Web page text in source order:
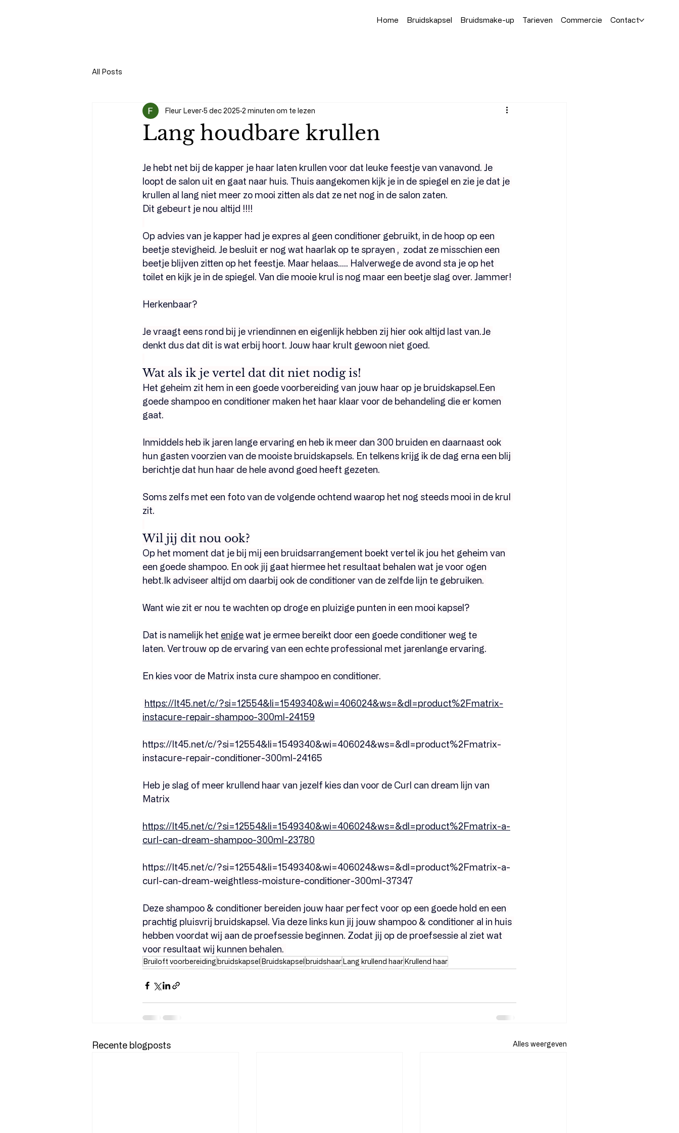
Home Bruidskapsel Bruidsmake-up Tarieven Commercie Contact
All Posts
Lang houdbare krullen
Fleur Lever 5 dec 2025 2 minuten om te lezen
Je hebt net bij de kapper je haar laten krullen voor dat leuke feestje van vanavond. Je
loopt de salon uit en gaat naar huis. Thuis aangekomen kijk je in de spiegel en zie je dat je
krullen al lang niet meer zo mooi zitten als dat ze net nog in de salon zaten.
Dit gebeurt je nou altijd !!!!
Op advies van je kapper had je expres al geen conditioner gebruikt, in de hoop op een
beetje stevigheid. Je besluit er nog wat haarlak op te sprayen ,  zodat ze misschien een
beetje blijven zitten op het feestje. Maar helaas..... Halverwege de avond sta je op het
toilet en kijk je in de spiegel. Van die mooie krul is nog maar een beetje slag over. Jammer!
Herkenbaar?
Je vraagt eens rond bij je vriendinnen en eigenlijk hebben zij hier ook altijd last van.Je
denkt dus dat dit is wat erbij hoort. Jouw haar krult gewoon niet goed.
Wat als ik je vertel dat dit niet nodig is!
Het geheim zit hem in een goede voorbereiding van jouw haar op je bruidskapsel.Een
goede shampoo en conditioner maken het haar klaar voor de behandeling die er komen
gaat.
Inmiddels heb ik jaren lange ervaring en heb ik meer dan 300 bruiden en daarnaast ook
hun gasten voorzien van de mooiste bruidskapsels. En telkens krijg ik de dag erna een blij
berichtje dat hun haar de hele avond goed heeft gezeten.
Soms zelfs met een foto van de volgende ochtend waarop het nog steeds mooi in de krul
zit.
Wil jij dit nou ook?
Op het moment dat je bij mij een bruidsarrangement boekt vertel ik jou het geheim van
een goede shampoo. En ook jij gaat hiermee het resultaat behalen wat je voor ogen
hebt.Ik adviseer altijd om daarbij ook de conditioner van de zelfde lijn te gebruiken.
Want wie zit er nou te wachten op droge en pluizige punten in een mooi kapsel?
Dat is namelijk het enige wat je ermee bereikt door een goede conditioner weg te
laten. Vertrouw op de ervaring van een echte professional met jarenlange ervaring.
En kies voor de Matrix insta cure shampoo en conditioner.
https://lt45.net/c/?si=12554&li=1549340&wi=406024&ws=&dl=product%2Fmatrix-
instacure-repair-shampoo-300ml-24159
https://lt45.net/c/?si=12554&li=1549340&wi=406024&ws=&dl=product%2Fmatrix-
instacure-repair-conditioner-300ml-24165
Heb je slag of meer krullend haar van jezelf kies dan voor de Curl can dream lijn van
Matrix
https://lt45.net/c/?si=12554&li=1549340&wi=406024&ws=&dl=product%2Fmatrix-a-
curl-can-dream-shampoo-300ml-23780
https://lt45.net/c/?si=12554&li=1549340&wi=406024&ws=&dl=product%2Fmatrix-a-
curl-can-dream-weightless-moisture-conditioner-300ml-37347
Deze shampoo & conditioner bereiden jouw haar perfect voor op een goede hold en een
prachtig pluisvrij bruidskapsel. Via deze links kun jij jouw shampoo & conditioner al in huis
hebben voordat wij aan de proefsessie beginnen. Zodat jij op de proefsessie al ziet wat
voor resultaat wij kunnen behalen.
Bruiloft voorbereiding bruidskapsel Bruidskapsel bruidshaar Lang krullend haar Krullend haar
Recente blogposts Alles weergeven